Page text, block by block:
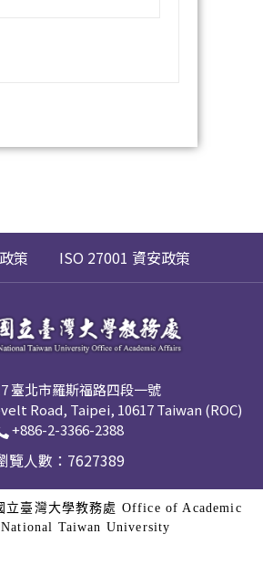
策 ISO 27001 資安政策
臺北市羅斯福路四段一號
Road, Taipei, 10617 Taiwan (ROC)
+886-2-3366-2388
覽人數：7627389
臺灣大學教務處 Office of Academic
Taiwan University